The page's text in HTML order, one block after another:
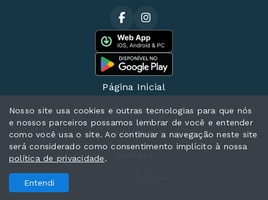
Página Inicial
Programação
Notícias
Nosso site usa cookies e outras tecnologias para que nós
e nossos parceiros possamos lembrar de você e entender
como você usa o site. Ao continuar a navegação neste site
será considerado como consentimento implícito à nossa
política de privacidade.
Entendi